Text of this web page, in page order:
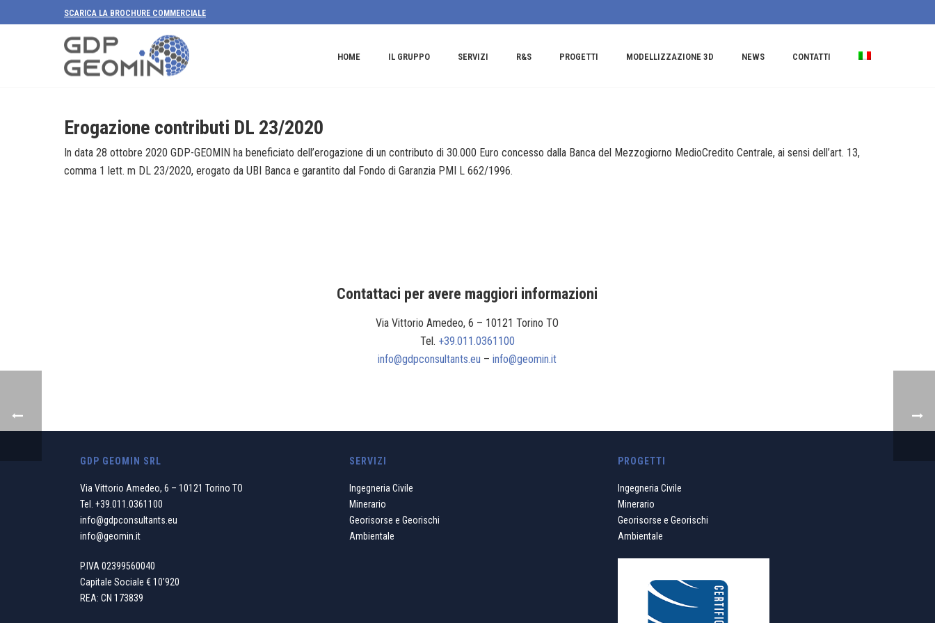
SCARICA LA BROCHURE COMMERCIALE
HOME IL GRUPPO SERVIZI R&S PROGETTI MODELLIZZAZIONE 3D NEWS CONTATTI
Erogazione contributi DL 23/2020
In data 28 ottobre 2020 GDP-GEOMIN ha beneficiato dell’erogazione di un contributo di 30.000 Euro concesso dalla Banca del Mezzogiorno MedioCredito Centrale, ai sensi dell’art. 13,
comma 1 lett. m DL 23/2020, erogato da UBI Banca e garantito dal Fondo di Garanzia PMI L 662/1996.
Contattaci per avere maggiori informazioni
Via Vittorio Amedeo, 6 – 10121 Torino TO
Tel. +39.011.0361100
info@gdpconsultants.eu –info@geomin.it
GDP GEOMIN SRL
Via Vittorio Amedeo, 6 – 10121 Torino TO
Tel.+39.011.0361100
info@gdpconsultants.eu
info@geomin.it
P.IVA 02399560040
Capitale Sociale € 10’920
REA: CN 173839
SERVIZI
Ingegneria Civile
Minerario
Georisorse e Georischi
Ambientale
PROGETTI
Ingegneria Civile
Minerario
Georisorse e Georischi
Ambientale